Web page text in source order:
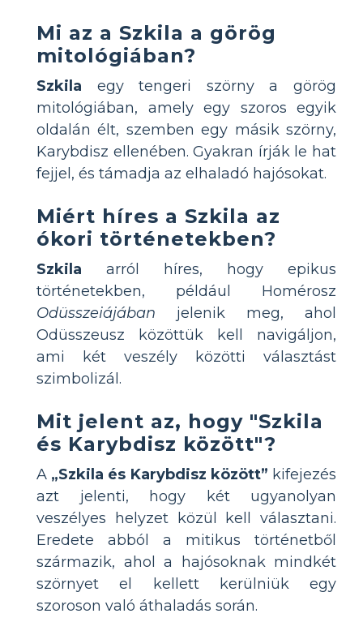
Mi az a Szkila a görög
mitológiában?
Szkila egy tengeri szörny a görög
mitológiában, amely egy szoros egyik
oldalán élt, szemben egy másik szörny,
Karybdisz ellenében. Gyakran írják le hat
fejjel, és támadja az elhaladó hajósokat.
Miért híres a Szkila az
ókori történetekben?
Szkila arról híres, hogy epikus
történetekben, például Homérosz
Odüsszeiájában jelenik meg, ahol
Odüsszeusz közöttük kell navigáljon,
ami két veszély közötti választást
szimbolizál.
Mit jelent az, hogy "Szkila
és Karybdisz között"?
A „Szkila és Karybdisz között” kifejezés
azt jelenti, hogy két ugyanolyan
veszélyes helyzet közül kell választani.
Eredete abból a mitikus történetből
származik, ahol a hajósoknak mindkét
szörnyet el kellett kerülniük egy
szoroson való áthaladás során.